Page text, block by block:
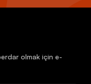
olmak için e-